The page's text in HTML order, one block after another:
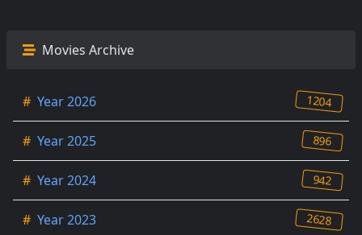
Movies Archive
# Year 2026 1204
# Year 2025 896
# Year 2024 942
# Year 2023 2628